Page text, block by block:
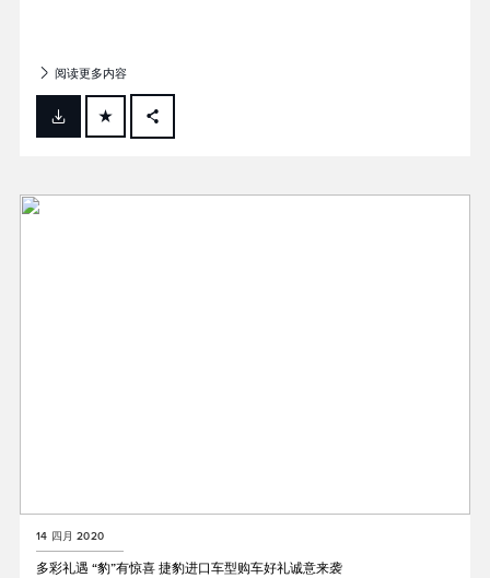
阅读更多内容
FACEBOOK
14 四月 2020
多彩礼遇 “豹”有惊喜 捷豹进口车型购车好礼诚意来袭